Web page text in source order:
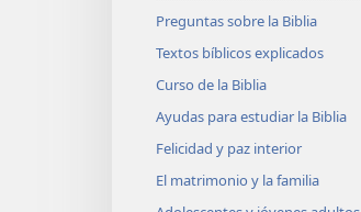
Preguntas sobre la Biblia
Textos bíblicos explicados
Curso de la Biblia
Ayudas para estudiar la Biblia
Felicidad y paz interior
El matrimonio y la familia